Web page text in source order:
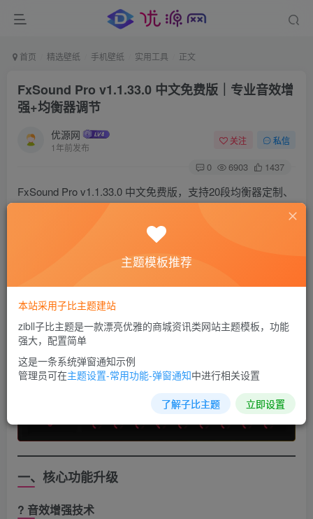
首页 精选壁纸 手机壁纸 实用工具 正文
FxSound Pro v1.1.33.0 中文免费版｜专业音效增
强+均衡器调节
优源网
1年前发布
关注 私信
0 6903 1437
FxSound Pro v1.1.33.0 中文免费版，支持20段均衡器定制、
3D环绕与超重低音增强，彻底解锁专业级音效预设。本文提
供官方下载、新旧版本功能对比、安装教程及WinXP兼容方
案，适配Windows全系系统，显著提升影音/游戏音质体验。
一、核心功能升级
? ​ 音效增强技术
主题模板推荐
本站采用子比主题建站
zibll子比主题是一款漂亮优雅的商城资讯类网站主题模板，功能
强大，配置简单
这是一条系统弹窗通知示例
管理员可在主题设置-常用功能-弹窗通知中进行相关设置
了解子比主题 立即设置